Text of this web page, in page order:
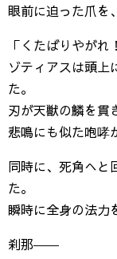
眼前に迫った爪を
「くたばりやがれ
ゾティアスは頭上
た。
刃が天獣の鱗を貫
悲鳴にも似た咆哮
同時に、死角へと
た。
瞬時に全身の法力
刹那――